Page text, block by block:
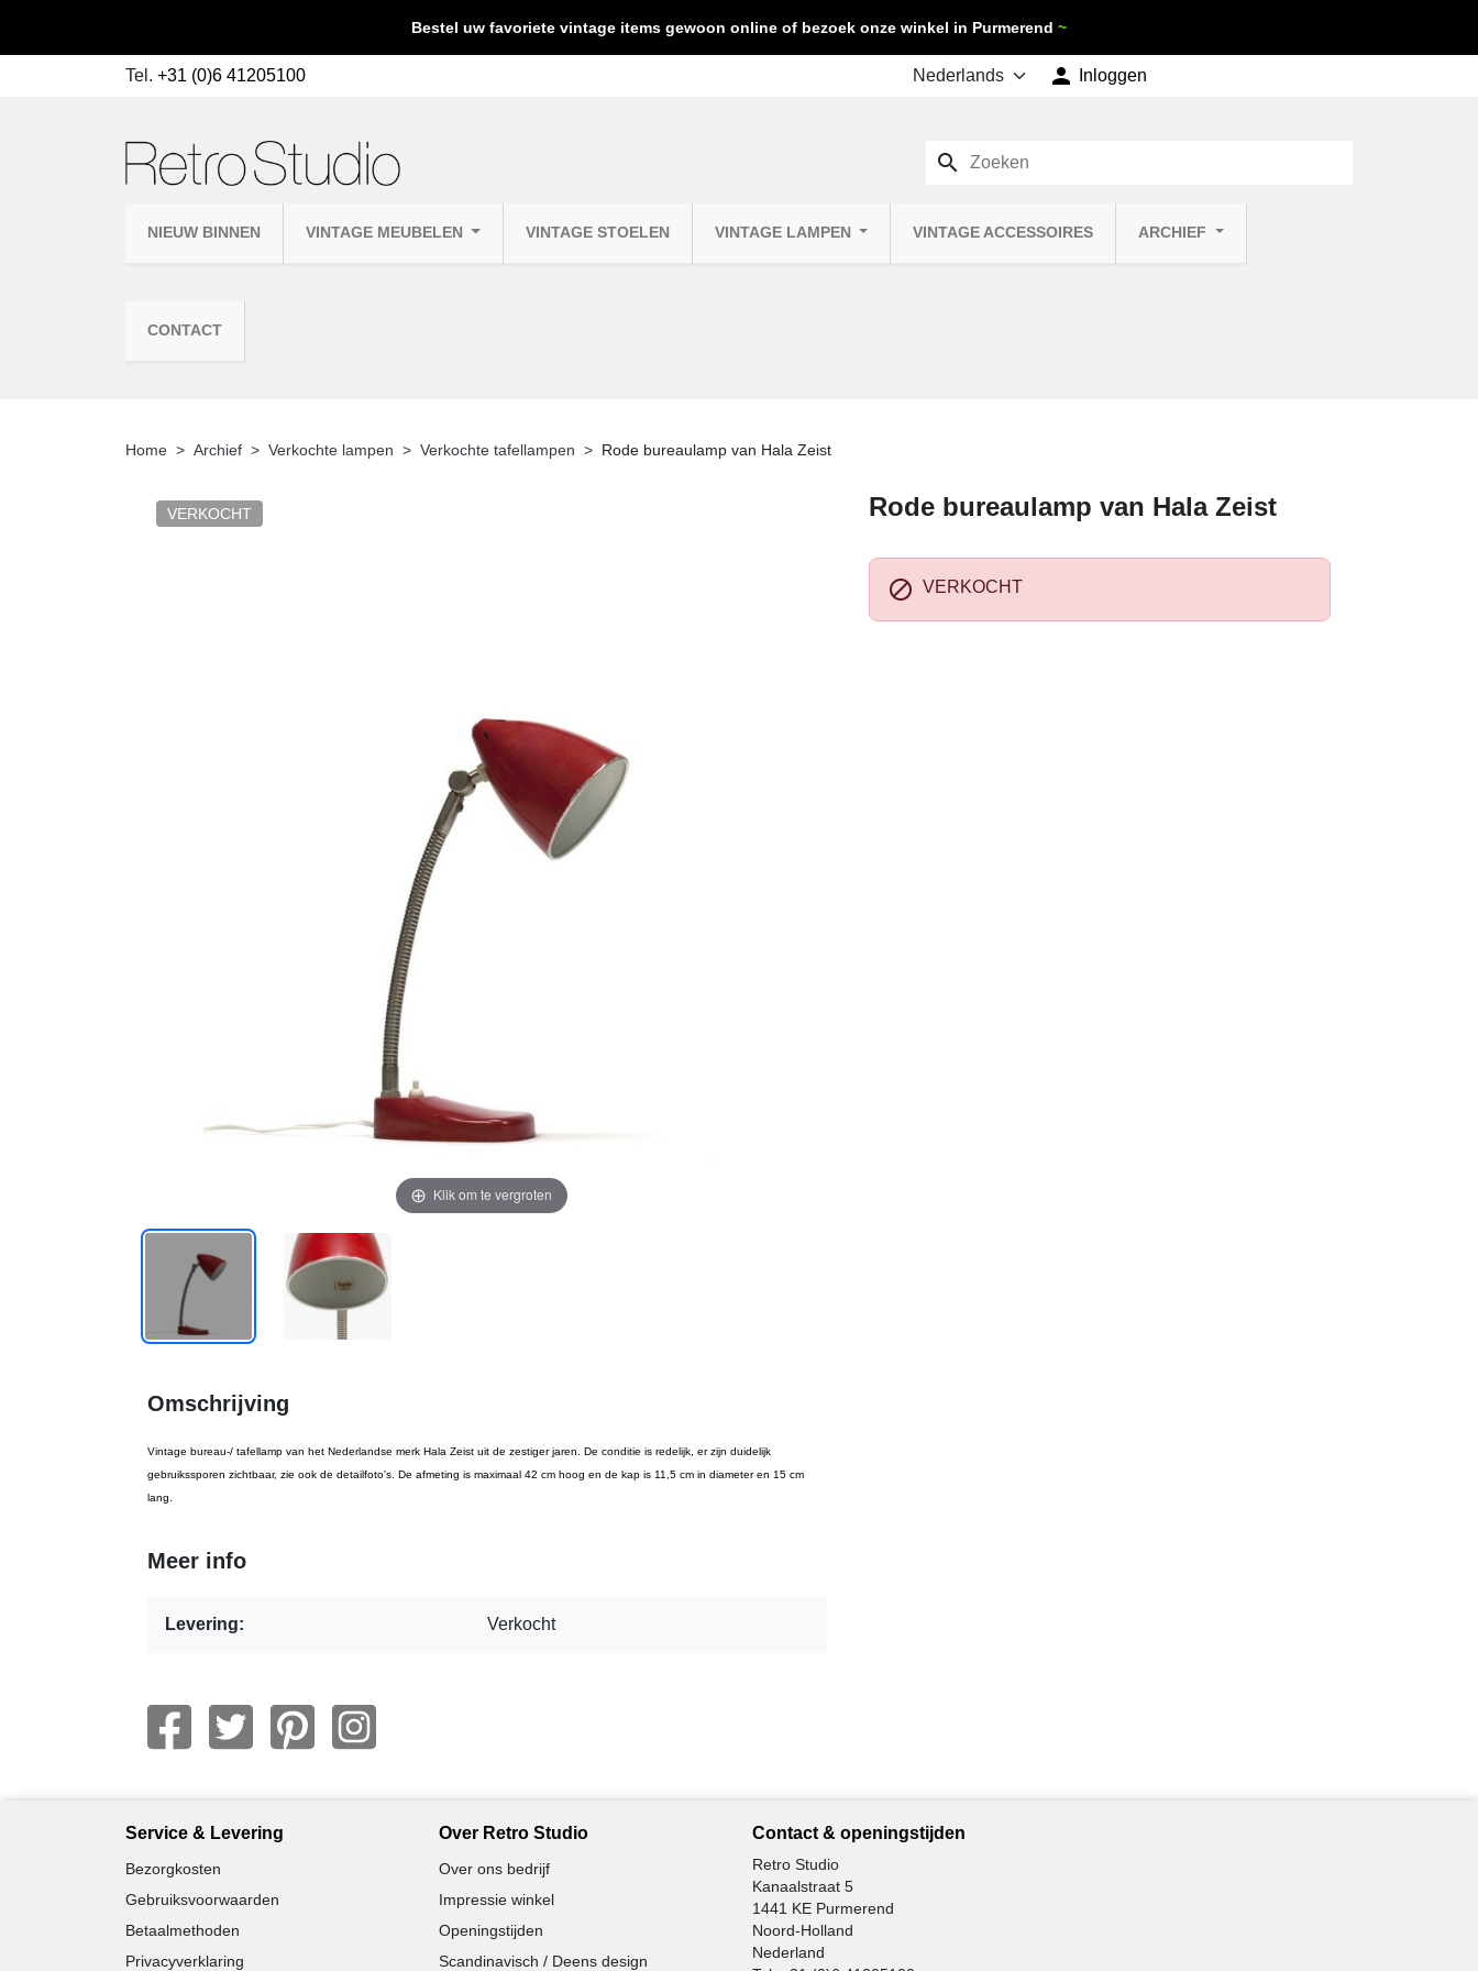
Bestel uw favoriete vintage items gewoon online of bezoek onze winkel in Purmerend ~
Tel. +31 (0)6 41205100  Inloggen
NIEUW BINNEN VINTAGE MEUBELEN VINTAGE STOELEN VINTAGE LAMPEN VINTAGE ACCESSOIRES ARCHIEF
CONTACT
search
Home Archief Verkochte lampen Verkochte tafellampen Rode bureaulamp van Hala Zeist
VERKOCHT
Klik om te vergroten
Rode bureaulamp van Hala Zeist
 VERKOCHT
Omschrijving
Vintage bureau-/ tafellamp van het Nederlandse merk Hala Zeist uit de zestiger jaren. De conditie is redelijk, er zijn duidelijk
gebruikssporen zichtbaar, zie ook de detailfoto's. De afmeting is maximaal 42 cm hoog en de kap is 11,5 cm in diameter en 15 cm
lang.
Meer info
Levering: Verkocht
Service & Levering
Bezorgkosten
Gebruiksvoorwaarden
Betaalmethoden
Privacyverklaring
Over Retro Studio
Over ons bedrijf
Impressie winkel
Openingstijden
Scandinavisch / Deens design
Contact & openingstijden
Retro Studio
Kanaalstraat 5
1441 KE Purmerend
Noord-Holland
Nederland